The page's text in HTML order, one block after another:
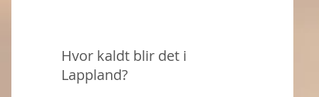
Hvor kaldt blir det i
Lappland?